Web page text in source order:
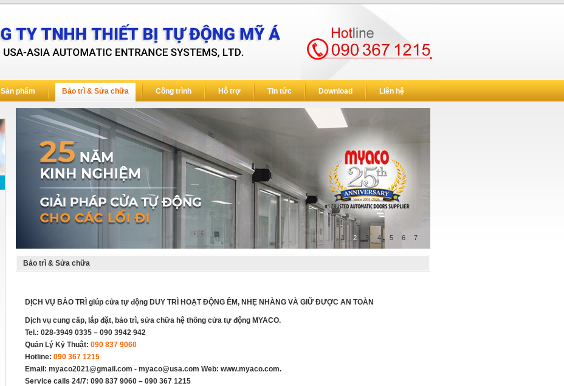
Sản phẩm Bảo trì & Sửa chữa Công trình Hỗ trợ Tin tức Download Liên hệ
1 2 3 4 5 6 7
Bảo trì & Sửa chữa
DỊCH VỤ BẢO TRÌ giúp cửa tự động DUY TRÌ HOẠT ĐỘNG ÊM, NHẸ NHÀNG VÀ GIỮ ĐƯỢC AN TOÀN
Dịch vụ cung cấp, lắp đặt, bảo trì, sửa chữa hệ thống cửa tự động MYACO.
Tel.: 028-3949 0335 – 090 3942 942
Quản Lý Kỷ Thuật: 090 837 9060
Hotline: 090 367 1215
Email: myaco2021@gmail.com - myaco@usa.com Web: www.myaco.com.
Service calls 24/7: 090 837 9060 – 090 367 1215